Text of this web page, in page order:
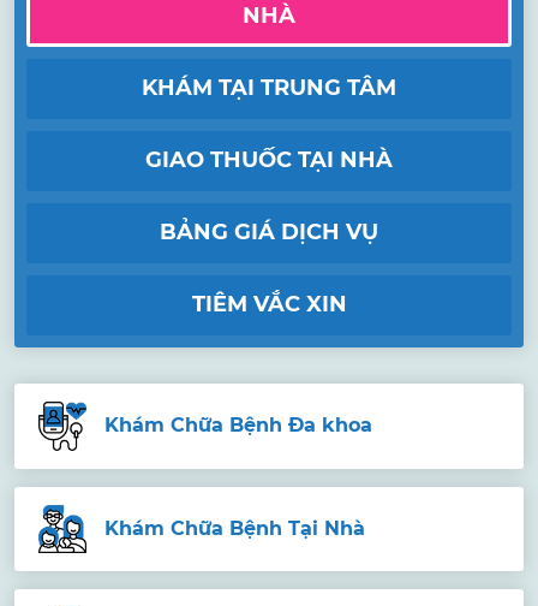
NHÀ
KHÁM TẠI TRUNG TÂM
GIAO THUỐC TẠI NHÀ
BẢNG GIÁ DỊCH VỤ
TIÊM VẮC XIN
Khám Chữa Bệnh Đa khoa
Khám Chữa Bệnh Tại Nhà